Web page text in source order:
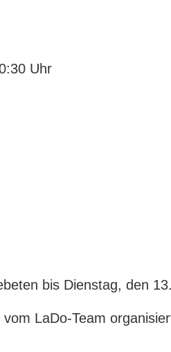
Uhr
bis Dienstag, den
LaDo-Team